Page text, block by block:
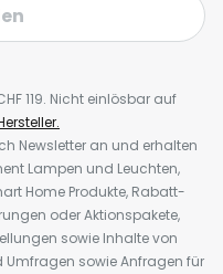
119. Nicht einlösbar auf
Newsletter an und erhalten
Lampen und Leuchten,
Home Produkte, Rabatt-
oder Aktionspakete,
sowie Inhalte von
sowie Anfragen für